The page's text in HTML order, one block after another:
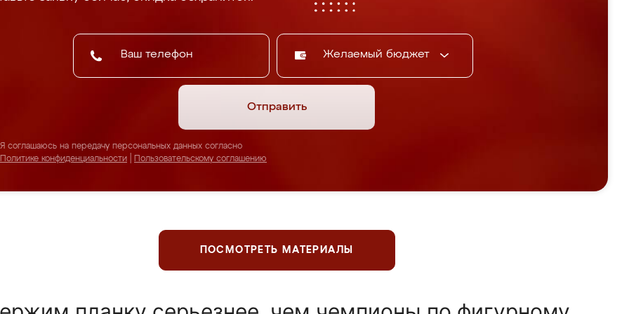
Желаемый бюджет
Отправить
Я соглашаюсь на передачу персональных данных согласно
Политике конфиденциальности
Пользовательскому соглашению
ПОСМОТРЕТЬ МАТЕРИАЛЫ